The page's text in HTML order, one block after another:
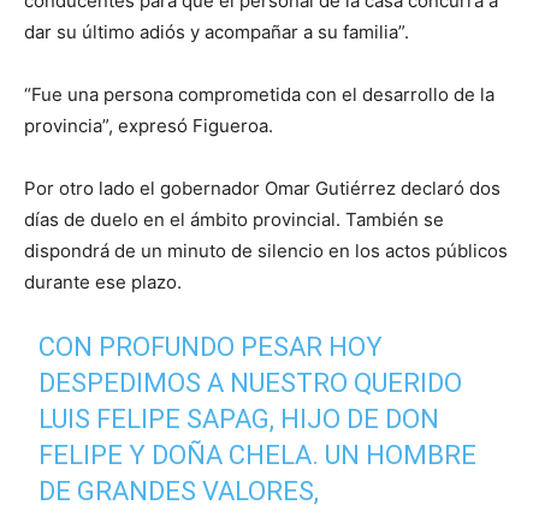
dar su último adiós y acompañar a su familia”.
“Fue una persona comprometida con el desarrollo de la
provincia”, expresó Figueroa.
Por otro lado el gobernador Omar Gutiérrez declaró dos
días de duelo en el ámbito provincial. También se
dispondrá de un minuto de silencio en los actos públicos
durante ese plazo.
CON PROFUNDO PESAR HOY
DESPEDIMOS A NUESTRO QUERIDO
LUIS FELIPE SAPAG, HIJO DE DON
FELIPE Y DOÑA CHELA. UN HOMBRE
DE GRANDES VALORES,